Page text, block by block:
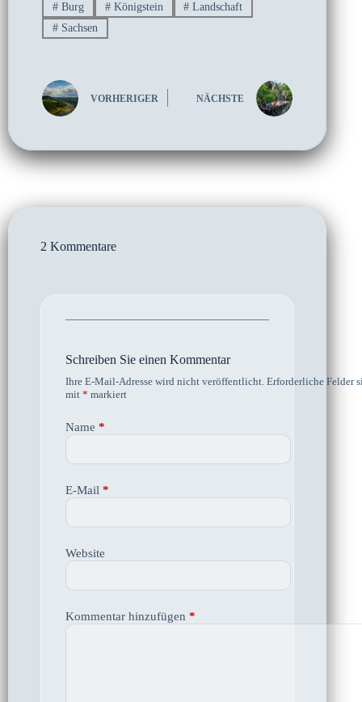
#Burg #Königstein # Landschaft
#Sachsen
VORHERIGER NÄCHSTE
2 Kommentare
Schreiben Sie einen Kommentar
Ihre E-Mail-Adresse wird nicht veröffentlicht. Erforderliche Felder
mit * markiert
Name *
E-Mail *
Website
Kommentar hinzufügen *